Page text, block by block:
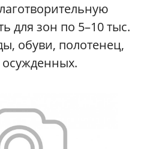
для зон по 5–10 тыс.
обуви, полотенец,
осужденных.